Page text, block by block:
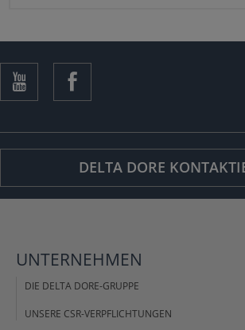
DELTA DORE
UNTERNEHMEN
DIE DELTA DORE-GRUPPE
UNSERE CSR-VERPFLICHTUNGEN